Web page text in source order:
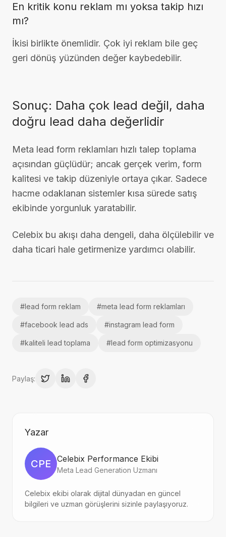
En kritik konu reklam mı yoksa takip hızı
mı?
İkisi birlikte önemlidir. Çok iyi reklam bile geç
geri dönüş yüzünden değer kaybedebilir.
Sonuç: Daha çok lead değil, daha
doğru lead daha değerlidir
Meta lead form reklamları hızlı talep toplama
açısından güçlüdür; ancak gerçek verim, form
kalitesi ve takip düzeniyle ortaya çıkar. Sadece
hacme odaklanan sistemler kısa sürede satış
ekibinde yorgunluk yaratabilir.
Celebix bu akışı daha dengeli, daha ölçülebilir ve
daha ticari hale getirmenize yardımcı olabilir.
#lead form reklam #meta lead form reklamları
#facebook lead ads #instagram lead form
#kaliteli lead toplama #lead form optimizasyonu
Paylaş:
Yazar
CPE Celebix Performance Ekibi
Meta Lead Generation Uzmanı
Celebix ekibi olarak dijital dünyadan en güncel
bilgileri ve uzman görüşlerini sizinle paylaşıyoruz.